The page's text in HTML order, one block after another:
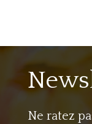
Ne ratez